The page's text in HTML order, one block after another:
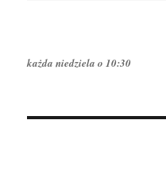
każda niedziela o 10:30